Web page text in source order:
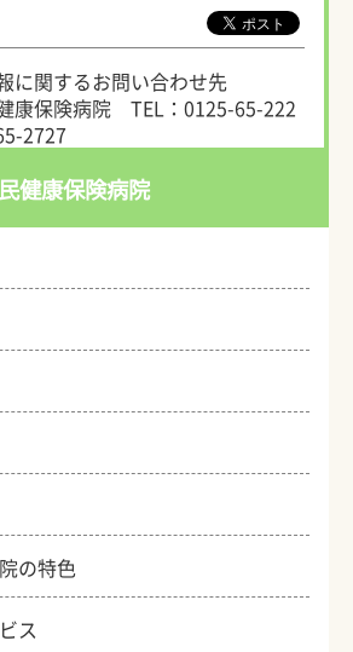
に関するお問い合わせ先
康保険病院
TEL：0125-65-222
2727
健康保険病院
の特色
ス